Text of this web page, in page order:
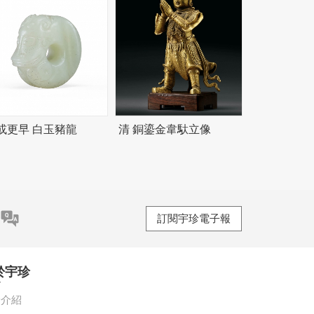
更早 白玉豬龍 清 銅鎏金韋馱立像
訂閱宇珍電子報
宇珍
紹